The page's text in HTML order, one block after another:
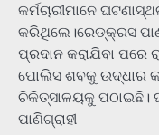
କର୍ମଚାରୀମାନେ
କରିଥିଲେ।ରେଡ୍‌କ୍ରସ
ପ୍ରଦାନ କରାଯିବା ପରେ
ପୋଲିସ ଶବକୁ ଉଦ୍ଧାର
ଚିକିତ୍ସାଳୟକୁ ପଠାଇଛି।
ପାଣିଗ୍ରାହୀ